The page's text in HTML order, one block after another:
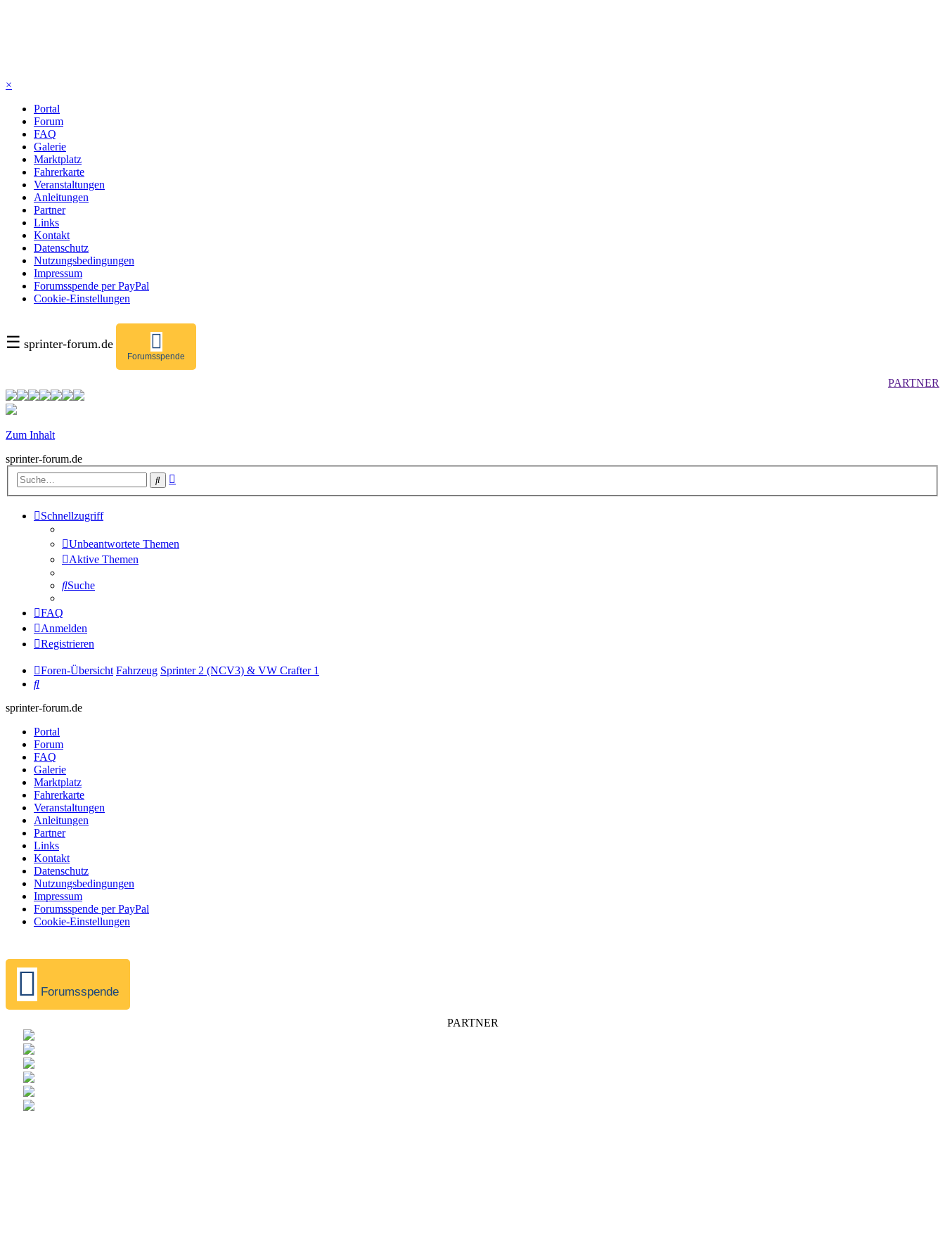
×
Portal
Forum
FAQ
Galerie
Marktplatz
Fahrerkarte
Veranstaltungen
Anleitungen
Partner
Links
Kontakt
Datenschutz
Nutzungsbedingungen
Impressum
Forumsspende per PayPal
Cookie-Einstellungen
☰ sprinter-forum.de
Forumsspende
PARTNER
Zum Inhalt
sprinter-forum.de
Suche
Schnellzugriff
Unbeantwortete Themen
Aktive Themen
Suche
FAQ
Anmelden
Registrieren
Foren-Übersicht Fahrzeug Sprinter 2 (NCV3) & VW Crafter 1
Suche
sprinter-forum.de
Portal
Forum
FAQ
Galerie
Marktplatz
Fahrerkarte
Veranstaltungen
Anleitungen
Partner
Links
Kontakt
Datenschutz
Nutzungsbedingungen
Impressum
Forumsspende per PayPal
Cookie-Einstellungen
Forumsspende
PARTNER